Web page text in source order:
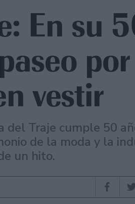
En su
vestir
del Traje cumple 50
de la moda y la
un hito.